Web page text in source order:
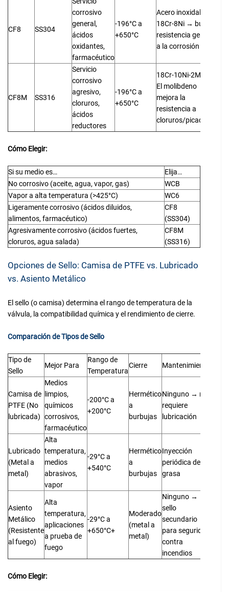
CF8 SS304
corrosivo
general,
ácidos
oxidantes,
farmacéutico
-196°C a
+650°C
Acero inoxidable
18Cr-8Ni → buena
resistencia general
a la corrosión
CF8M SS316
Servicio
corrosivo
agresivo,
cloruros,
ácidos
reductores
-196°C a
+650°C
18Cr-10Ni-2Mo →
El molibdeno
mejora la
resistencia a
cloruros/picaduras
Cómo Elegir:
Si su medio es…
Elija…
No corrosivo (aceite, agua, vapor, gas)
WCB
Vapor a alta temperatura (>425°C)
WC6
Ligeramente corrosivo (ácidos diluidos,
alimentos, farmacéutico)
CF8
(SS304)
Agresivamente corrosivo (ácidos fuertes,
cloruros, agua salada)
CF8M
(SS316)
Opciones de Sello: Camisa de PTFE vs. Lubricado
vs. Asiento Metálico
El sello (o camisa) determina el rango de temperatura de la
válvula, la compatibilidad química y el rendimiento de cierre.
Comparación de Tipos de Sello
Tipo de
Sello
Mejor Para
Rango de
Temperatura
Cierre Mantenimiento
Camisa de
PTFE (No
lubricada)
Medios
limpios,
químicos
corrosivos,
farmacéutico
-200°C a
+200°C
Hermético
a
burbujas
Ninguno → no
requiere
lubricación
Lubricado
(Metal a
metal)
Alta
temperatura,
medios
abrasivos,
vapor
-29°C a
+540°C
Hermético
a
burbujas
Inyección
periódica de
grasa
Asiento
Metálico
(Resistente
al fuego)
Alta
temperatura,
aplicaciones
a prueba de
fuego
-29°C a
+650°C+
Moderado
(metal a
metal)
Ninguno →
sello
secundario
para seguridad
contra
incendios
Cómo Elegir: